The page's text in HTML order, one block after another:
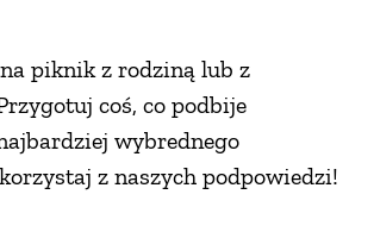
piknik z rodziną lub z
coś, co podbije
wybrednego
z naszych podpowiedzi!
RZEMIOSŁO
ZWYCZAJE